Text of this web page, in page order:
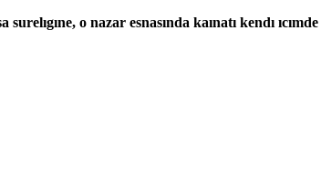
o nazar esnasında kaınatı kendı